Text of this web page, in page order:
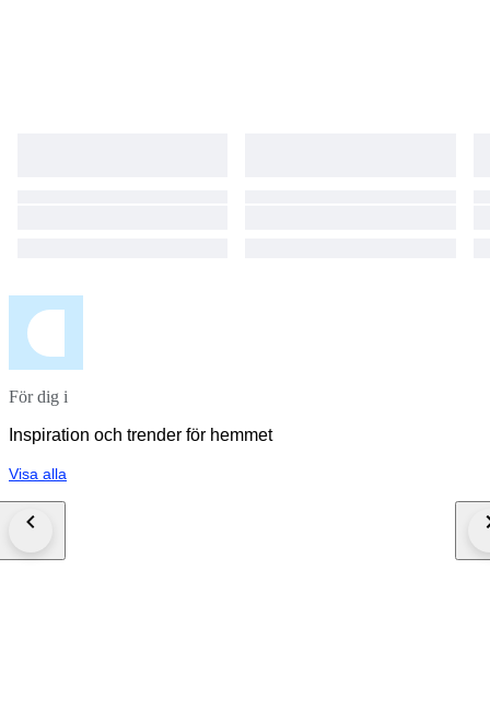
För dig i
Inspiration och trender för hemmet
Visa alla